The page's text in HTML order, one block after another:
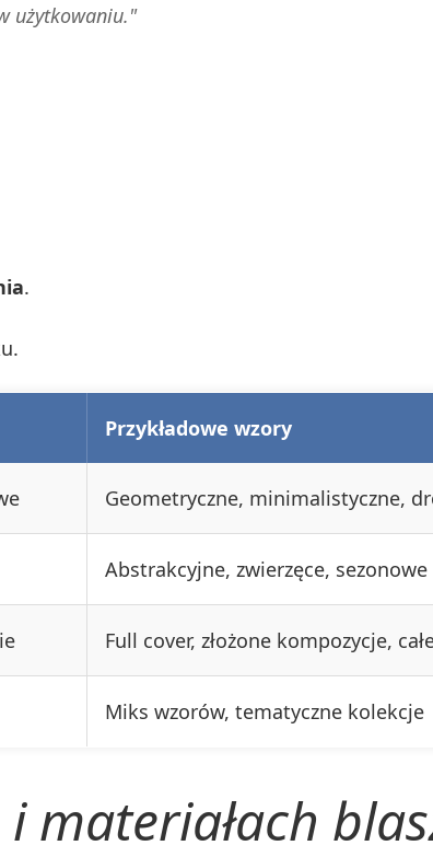
użytkowaniu."
.
Przykładowe wzory
Geometryczne, minimalistyczne,
Abstrakcyjne, zwierzęce, sezonowe
Full cover, złożone kompozycje,
Miks wzorów, tematyczne kolekcje
materiałach